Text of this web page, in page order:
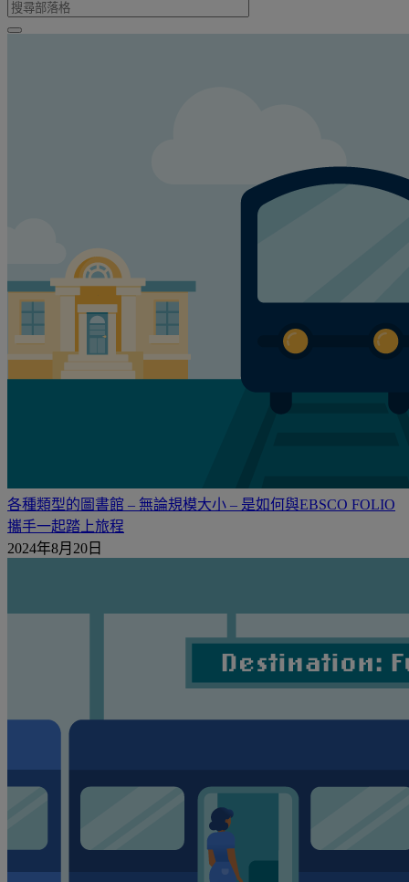
各種類型的圖書館 – 無論規模大小 – 是如何與EBSCO FOLIO
攜手一起踏上旅程
2024年8月20日